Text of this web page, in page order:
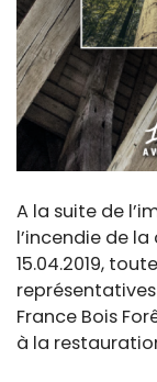
A la suite de
l’incendie de
15.04.2019,
France Bois
à la